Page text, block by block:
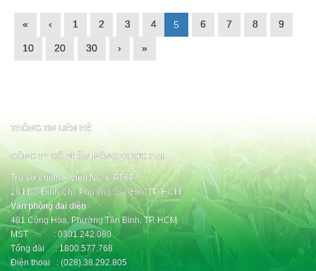
« ‹ 1 2 3 4 5 6 7 8 9
10 20 30 › »
THÔNG TIN LIÊN HỆ
CÔNG TY CỔ PHẦN NÔNG DƯỢC HAI
Trụ sở chính – Viện NC & PTSP
28 Mạc Đĩnh Chi, Phường Sài Gòn, TP. HCM
Văn phòng đại diện
481 Cộng Hòa, Phường Tân Bình, TP. HCM
MST : 0301.242.080
Tổng đài : 1800.577.768
Điện thoại : (028).38.292.805